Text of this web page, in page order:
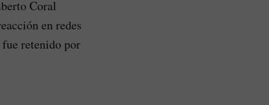
Coral
en redes
retenido por